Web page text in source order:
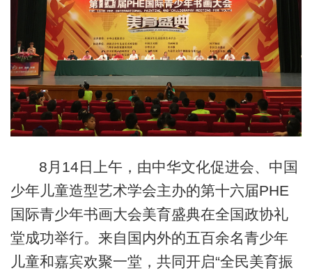
8月14日上午，由中华文化促进会、中国
少年儿童造型艺术学会主办的第十六届PHE
国际青少年书画大会美育盛典在全国政协礼
堂成功举行。来自国内外的五百余名青少年
儿童和嘉宾欢聚一堂，共同开启“全民美育振